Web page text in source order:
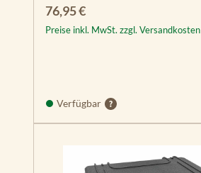
Regulärer Preis:
76,95 €
Preise inkl. MwSt. zzgl. Versandkosten
Verfügbar